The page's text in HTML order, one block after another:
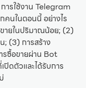
ารใช้งาน Telegram
คนในตอนนี้ อย่างไร
ขายในปริมาณน้อย; (2)
; (3) การสร้าง
รซื้อขายผ่าน Bot
ปิดตัวและได้รับการ